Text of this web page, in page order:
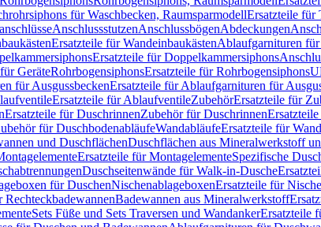
für Waschbecken, RaumsparmodellErsatzteile für
AnschlussstutzenAnschlussbögenAbdeckungen
Ersatzteile für WandeinbaukästenAblaufgarnituren
Ersatzteile für Doppelkammersiphons
GeräteRohrbogensiphonsErsatzteile für Rohrbogensiphons
für AusgussbeckenErsatzteile für Ablaufgarnituren für
Ersatzteile für AblaufventileZubehörErsatzteile für
Ersatzteile für DuschrinnenZubehör für Duschrinnen
für DuschbodenabläufeWandabläufeErsatzteile für
und DuschflächenDuschflächen aus Mineralwerkstoff
Ersatzteile für MontagelementeSpezifische
Duschseitenwände für Walk-in-Dusche
für DuschenNischenablageboxenErsatzteile für
RechteckbadewannenBadewannen aus Mineralwerkstoff
Sets Füße und Sets Traversen und WandankerErsatzteile